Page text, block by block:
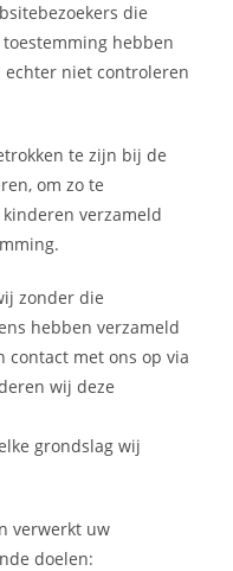
die
hebben
echter niet controleren
te zijn bij de
om zo te
verzameld
zonder die
hebben verzameld
contact met ons op via
wij deze
grondslag wij
verwerkt uw
doelen: